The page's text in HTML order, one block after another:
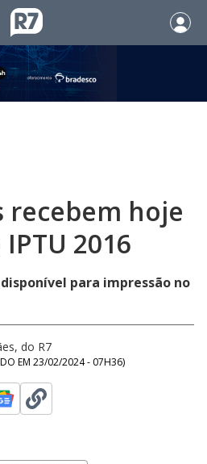
recebem hoje
2016
para impressão no
do R7
EM 23/02/2024 - 07H36)